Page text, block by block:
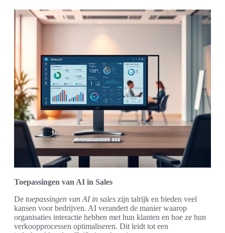
Toepassingen van AI in Sales
De toepassingen van AI in sales zijn talrijk en bieden veel
kansen voor bedrijven. AI verandert de manier waarop
organisaties interactie hebben met hun klanten en hoe ze hun
verkoopprocessen optimaliseren. Dit leidt tot een